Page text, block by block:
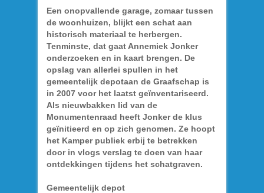
Een onopvallende garage, zomaar tussen
de woonhuizen, blijkt een schat aan
historisch materiaal te herbergen.
Tenminste, dat gaat Annemiek Jonker
onderzoeken en in kaart brengen. De
opslag van allerlei spullen in het
gemeentelijk depotaan de Graafschap is
in 2007 voor het laatst geïnventariseerd.
Als nieuwbakken lid van de
Monumentenraad heeft Jonker de klus
geïnitieerd en op zich genomen. Ze hoopt
het Kamper publiek erbij te betrekken
door in vlogs verslag te doen van haar
ontdekkingen tijdens het schatgraven.
Gemeentelijk depot